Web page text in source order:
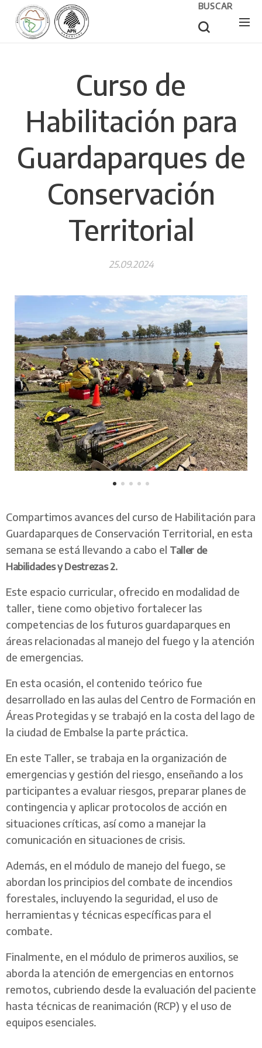
BUSCAR
Curso de
Habilitación para
Guardaparques de
Conservación
Territorial
25.09.2024
Compartimos avances del curso de Habilitación para
Guardaparques de Conservación Territorial, en esta
semana se está llevando a cabo el Taller de
Habilidades y Destrezas 2.
Este espacio curricular, ofrecido en modalidad de
taller, tiene como objetivo fortalecer las
competencias de los futuros guardaparques en
áreas relacionadas al manejo del fuego y la atención
de emergencias.
En esta ocasión, el contenido teórico fue
desarrollado en las aulas del Centro de Formación en
Áreas Protegidas y se trabajó en la costa del lago de
la ciudad de Embalse la parte práctica.
En este Taller, se trabaja en la organización de
emergencias y gestión del riesgo, enseñando a los
participantes a evaluar riesgos, preparar planes de
contingencia y aplicar protocolos de acción en
situaciones críticas, así como a manejar la
comunicación en situaciones de crisis.
Además, en el módulo de manejo del fuego, se
abordan los principios del combate de incendios
forestales, incluyendo la seguridad, el uso de
herramientas y técnicas específicas para el
combate.
Finalmente, en el módulo de primeros auxilios, se
aborda la atención de emergencias en entornos
remotos, cubriendo desde la evaluación del paciente
hasta técnicas de reanimación (RCP) y el uso de
equipos esenciales.